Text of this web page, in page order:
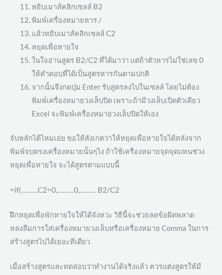
หยิบเมาส์คลิกเซลล์ B2
พิมพ์เครื่องหมายหาร /
แล้วหยิบเมาส์คลิกเซลล์ C2
หยุดเพื่อหายใจ
ในใจอ่านสูตร B2/C2 ที่ได้มาว่า แต่ถ้าตัวหารไม่ใช่เลข 0
ให้คำตอบที่ได้เป็นสูตรหารกันตามปกติ
จากนั้นจึงกดปุ่ม Enter รับสูตรลงไปในเซลล์ โดยไม่ต้อง
พิมพ์เครื่องหมายวงเล็บปิด เพราะถ้ามีวงเล็บเปิดตัวเดียว
Excel จะพิมพ์เครื่องหมายวงเล็บปิดให้เอง
จับหลักได้ไหมเอ่ย ขอให้สังเกตว่าให้หยุดเพื่อหายใจได้หลังจาก
พิมพ์จบตรงเครื่องหมายนั้นๆไง ถ้าใช้เครื่องหมายจุดจุดแทนช่วง
หยุดเพื่อหายใจ จะได้สูตรตามแบบนี้
=if(………C2=0,………0,……… B2/C2
ฝึกหยุดเพื่อพักหายใจให้ได้จังหวะ วิธีนี้จะช่วยลดข้อผิดพลาด
หลงลืมการใส่เครื่องหมายวงเล็บหรือเครื่องหมาย Comma ในการ
สร้างสูตรไปได้เยอะทีเดียว
เมื่อสร้างสูตรและทดสอบว่าทำงานได้จริงแล้ว ควรแต่งสูตรให้มี